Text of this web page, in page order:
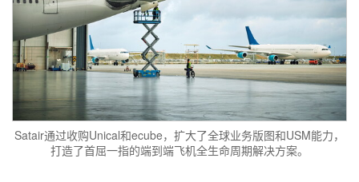
Satair通过收购Unical和ecube，扩大了全球业务版图和USM能力，
打造了首屈一指的端到端飞机全生命周期解决方案。